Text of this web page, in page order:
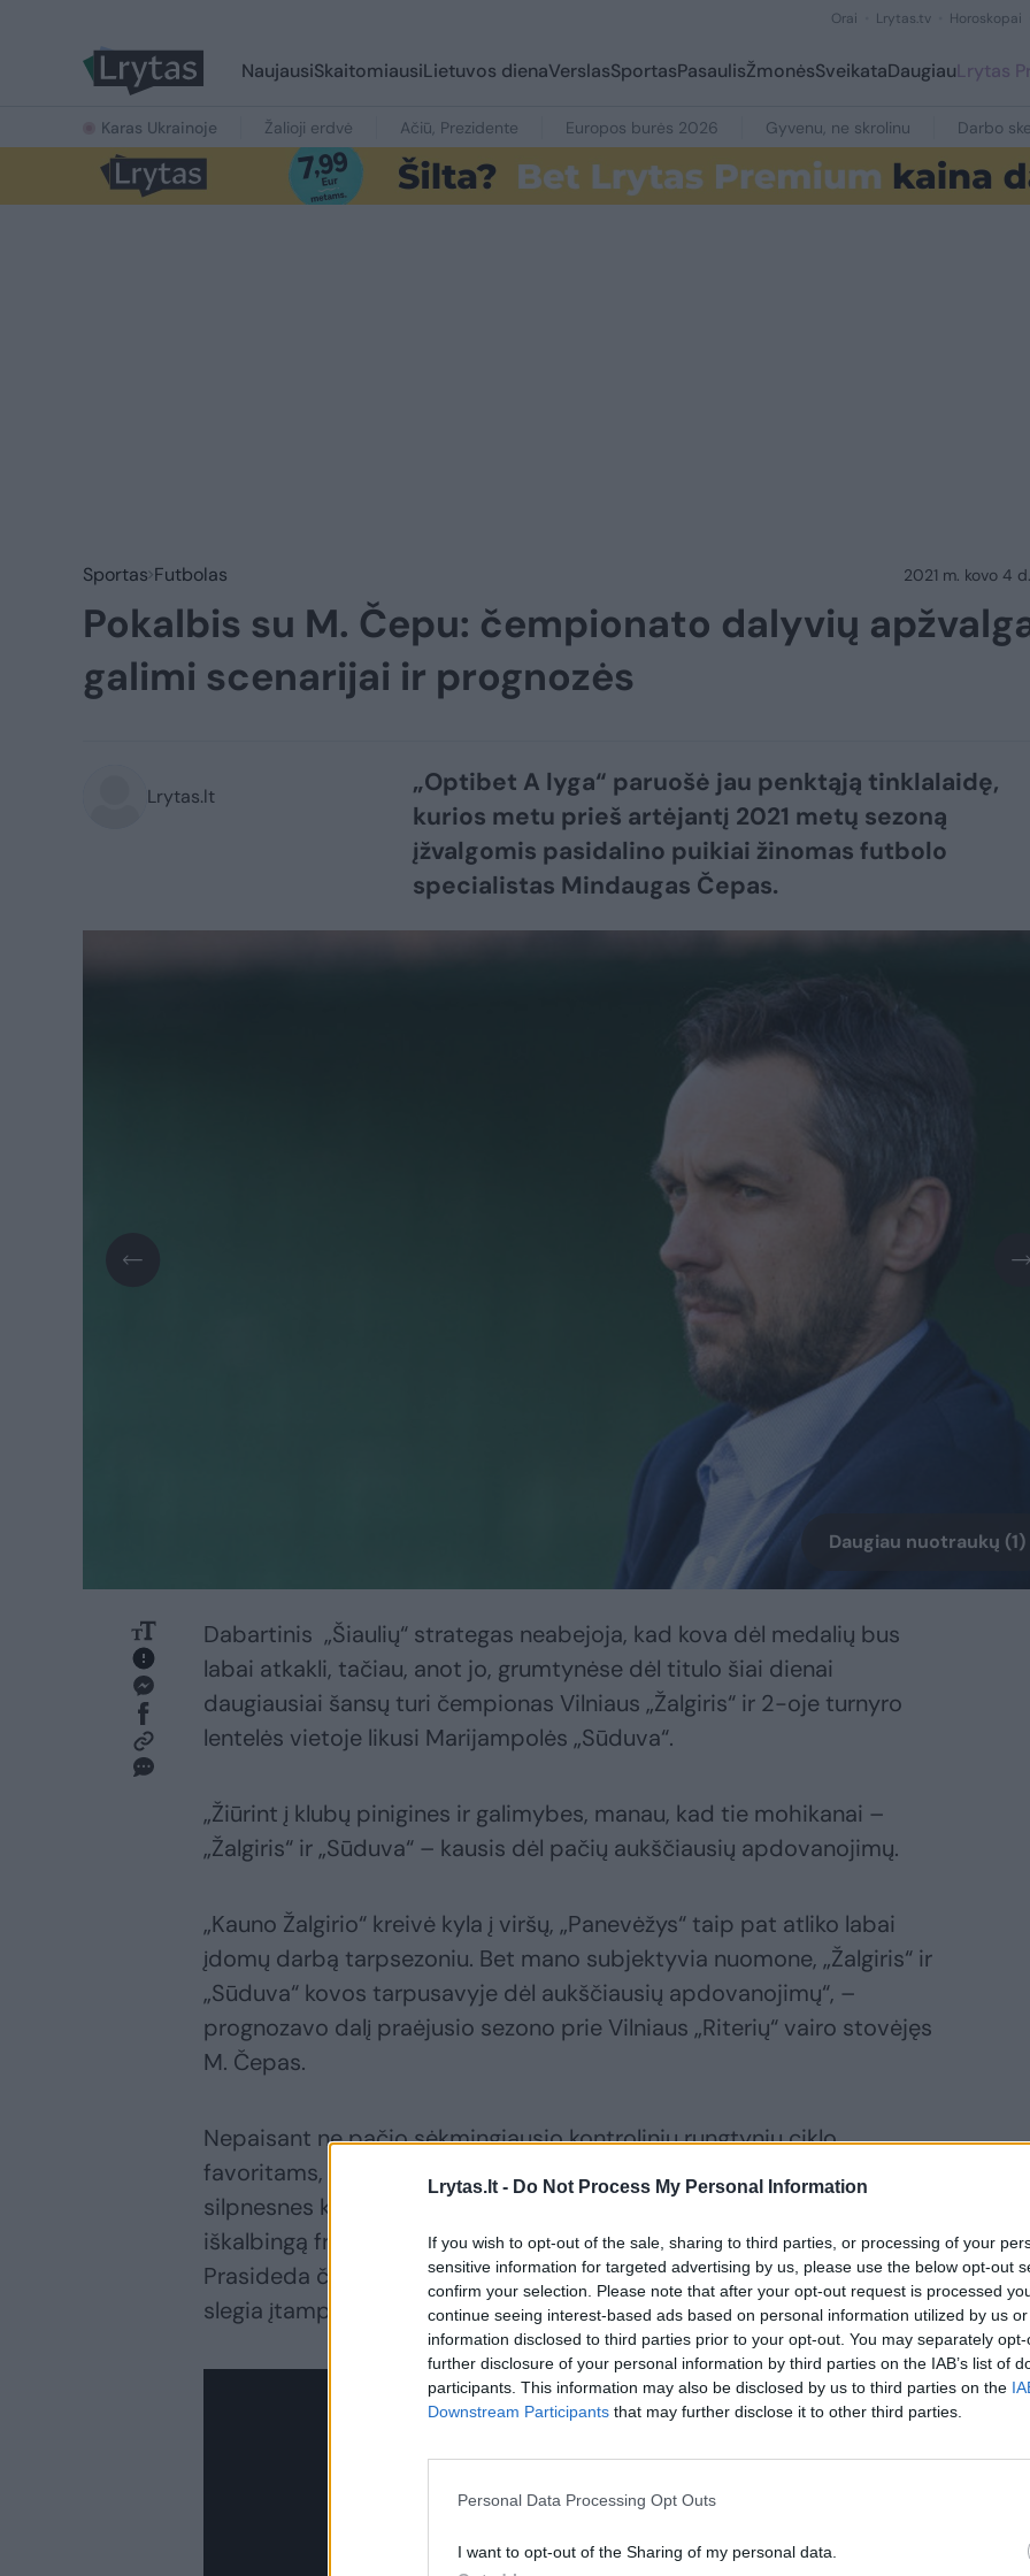
Lrytas.lt - Do Not Process My Personal Information
If you wish to opt-out of the sale, sharing to third parties, or processing of your
sensitive information for targeted advertising by us, please use the below opt-out
confirm your selection. Please note that after your opt-out request is processed
continue seeing interest-based ads based on personal information utilized by us
information disclosed to third parties prior to your opt-out. You may separately
further disclosure of your personal information by third parties on the IAB’s list of
participants. This information may also be disclosed by us to third parties on the
Downstream Participants that may further disclose it to other third parties.
Personal Data Processing Opt Outs
I want to opt-out of the Sharing of my personal data.
Orai Lrytas.tv Horoskopai
NaujausiSkaitomiausiLietuvos dienaVerslasSportasPasaulisŽmonėsSveikataDaugiauLrytas
Karas Ukrainoje Žalioji erdvė Ačiū, Prezidente Europos burės 2026 Gyvenu, ne skrolinu Darbo
Sportas Futbolas 2021 m. kovo 4
Pokalbis su M. Čepu: čempionato dalyvių
galimi scenarijai ir prognozės
Lrytas.lt
„Optibet A lyga“ paruošė jau penktąją tinklalaidę,
kurios metu prieš artėjantį 2021 metų sezoną
įžvalgomis pasidalino puikiai žinomas futbolo
specialistas Mindaugas Čepas.
Daugiau nuotraukų (1)
Dabartinis „Šiaulių“ strategas neabejoja, kad kova dėl medalių bus
labai atkakli, tačiau, anot jo, grumtynėse dėl titulo šiai dienai
daugiausiai šansų turi čempionas Vilniaus „Žalgiris“ ir 2-oje turnyro
lentelės vietoje likusi Marijampolės „Sūduva“.
„Žiūrint į klubų pinigines ir galimybes, manau, kad tie mohikanai –
„Žalgiris“ ir „Sūduva“ – kausis dėl pačių aukščiausių apdovanojimų.
„Kauno Žalgirio“ kreivė kyla į viršų, „Panevėžys“ taip pat atliko labai
įdomų darbą tarpsezoniu. Bet mano subjektyvia nuomone, „Žalgiris“ ir
„Sūduva“ kovos tarpusavyje dėl aukščiausių apdovanojimų“, –
prognozavo dalį praėjusio sezono prie Vilniaus „Riterių“ vairo stovėjęs
M. Čepas.
Nepaisant ne pačio sėkmingiausio kontrolinių rungtynių ciklo
favoritams, kai grandai dažnai neskindavo pergalių prieš sąlyginai
silpnesnes komandas, „Šiaulių“ treneris to nesureikšmino ir pateikė
iškalbingą frazę: „Kontrolinėse rungtynėse žaidi kortomis iš sausainių.
Prasideda čempionatas – pradedi kortomis žaisti iš pinigų. Žaidėjus
slegia įtampa ir viskas apsiverčia“.